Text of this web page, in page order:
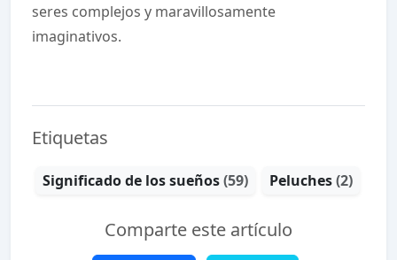
seres complejos y maravillosamente
imaginativos.
Etiquetas
Significado de los sueños(59) Peluches(2)
Comparte este artículo